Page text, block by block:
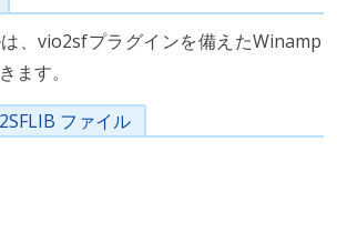
、vio2sfプラグインを備えたWinamp
ます。
ファイル